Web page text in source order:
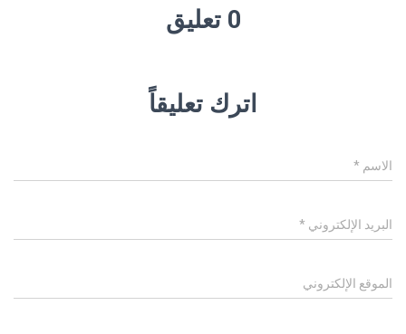
0 تعليق
اترك تعليقاً
الاسم *
البريد الإلكتروني *
الموقع الإلكتروني